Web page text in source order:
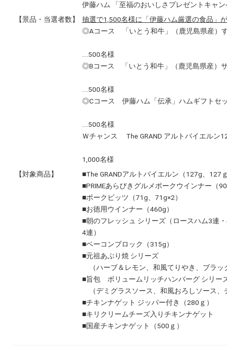
伊藤ハム 「至福のおいしさプレゼントキャ
【景品・当選者数】
抽選で1,500名様に「伊藤ハム厳選の食品」
◎Aコース 「いとう和牛」（鹿児島県産）
‥‥500名様
◎Bコース 「いとう和牛」（鹿児島県産）
‥‥500名様
◎Cコース 伊藤ハム「伝承」ハムギフトセ
‥‥500名様
Ｗチャンス The GRAND アルトバイエルン
1,000名様
【対象商品】
■The GRANDアルトバイエルン（127g、127
■PRIMEあらびきグルメポークウインナー（
■ポークビッツ（71g、71g×2）
■お徳用ウインナー（460g）
■朝のフレッシュ シリーズ（ロースハム3連
4連）
■ベーコンブロック（315g）
■元祖あぶり焼 シリーズ
（ハーブ＆レモン、和風てりやき、ブラッ
■旨包 ボリュームリッチハンバーグ シリー
（デミグラスソース、和風おろしソース、
■チキンナゲット ジッパー付き（280ｇ）
■キリクリームチーズ入りチキンナゲット
■国産チキンナゲット（500ｇ）